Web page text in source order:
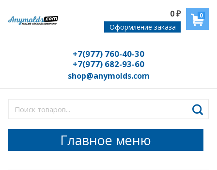
0
0₽
Оформление заказа
+7(977) 760-40-30
+7(977) 682-93-60
shop@anymolds.com
Главное меню